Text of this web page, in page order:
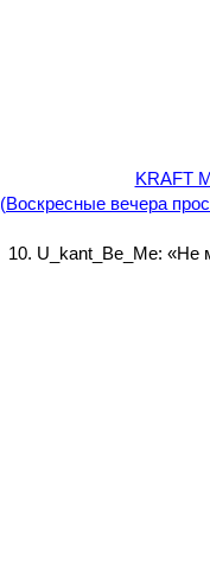
KRAFT
(Воскресные вечера
10. U_kant_Be_Me: «Не